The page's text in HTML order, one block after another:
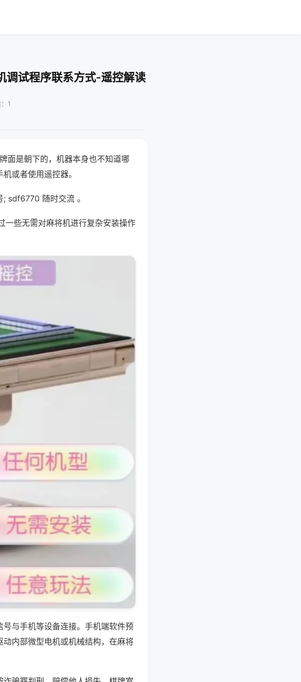
调试程序联系方式-遥控解读
1
面是朝下的，机器本身也不知道哪
或者使用遥控器。
sdf6770 随时交流 。
一些无需对麻将机进行复杂安装操作
与手机等设备连接。手机端软件预
内部微型电机或机械结构，在麻将